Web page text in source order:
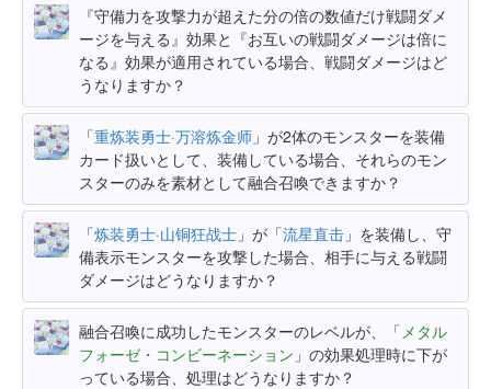
『守備力を攻撃力が超えた分の倍の数値だけ戦闘ダメ
ージを与える』効果と『お互いの戦闘ダメージは倍に
なる』効果が適用されている場合、戦闘ダメージはど
うなりますか？
「重炼装勇士·万溶炼金师 」が2体のモンスターを装備
カード扱いとして、装備している場合、それらのモン
スターのみを素材として融合召喚できますか？
「炼装勇士·山铜狂战士 」が「流星直击 」を装備し、守
備表示モンスターを攻撃した場合、相手に与える戦闘
ダメージはどうなりますか？
融合召喚に成功したモンスターのレベルが、「 メタル
フォーゼ・コンビーネーション 」の効果処理時に下が
っている場合、処理はどうなりますか？